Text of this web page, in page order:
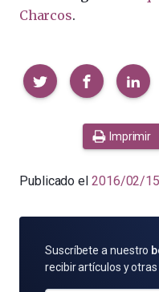
Charcos.
Compartir
Imprimir
Publicado el 2016/02/15
SUSCRÍBETE
POR
Suscríbete a nuestro
recibir artículos y